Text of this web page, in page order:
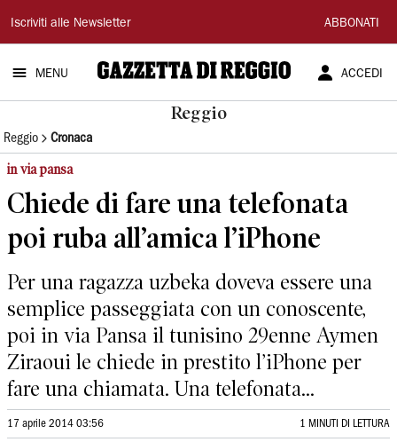
Gazzetta
di
Reggio
Iscriviti alle Newsletter ABBONATI
MENU ACCEDI
Reggio
Reggio Cronaca
in via pansa
Chiede di fare una telefonata
poi ruba all’amica l’iPhone
Per una ragazza uzbeka doveva essere una
semplice passeggiata con un conoscente,
poi in via Pansa il tunisino 29enne Aymen
Ziraoui le chiede in prestito l’iPhone per
fare una chiamata. Una telefonata...
17 aprile 2014 03:56 1 MINUTI DI LETTURA